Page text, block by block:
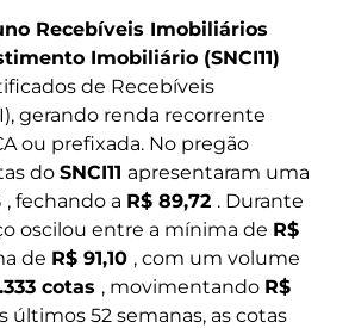
Recebíveis Imobiliários
Imobiliário (SNCI11)
de Recebíveis
gerando renda recorrente
ou prefixada. No pregão
do SNCI11 apresentaram uma
, fechando a R$ 89,72 . Durante
oscilou entre a mínima de R$
de R$ 91,10 , com um volume
cotas , movimentando R$
últimos 52 semanas, as cotas